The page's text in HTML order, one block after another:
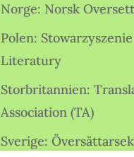
Norge: Norsk
Polen:
Literatury
Storbritannien:
Association (TA)
Sverige: